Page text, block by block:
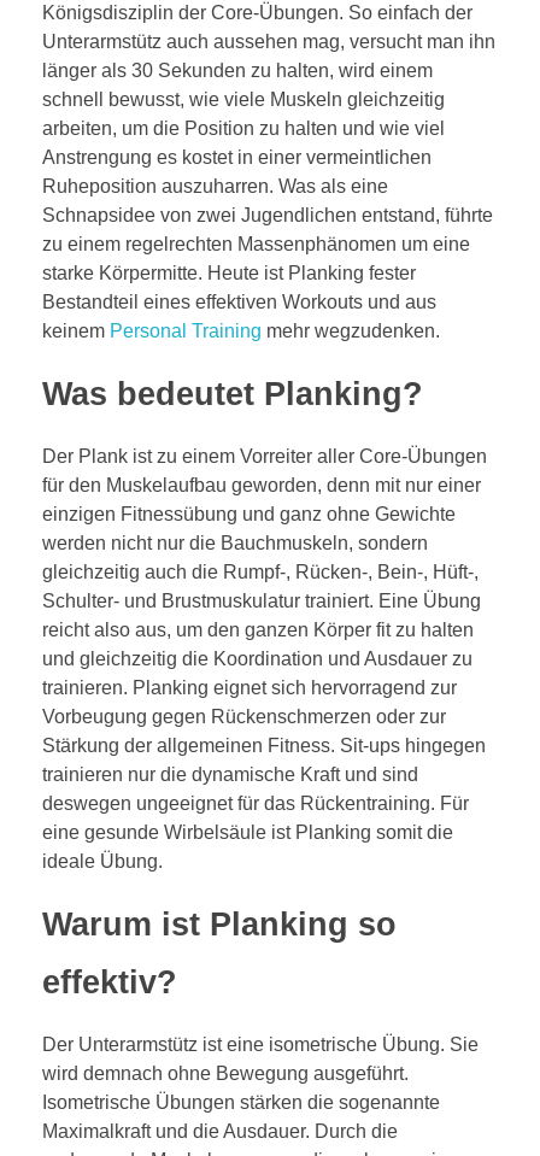
Königsdisziplin der Core-Übungen. So einfach der
Unterarmstütz auch aussehen mag, versucht man ihn
länger als 30 Sekunden zu halten, wird einem
schnell bewusst, wie viele Muskeln gleichzeitig
arbeiten, um die Position zu halten und wie viel
Anstrengung es kostet in einer vermeintlichen
Ruheposition auszuharren. Was als eine
Schnapsidee von zwei Jugendlichen entstand, führte
zu einem regelrechten Massenphänomen um eine
starke Körpermitte. Heute ist Planking fester
Bestandteil eines effektiven Workouts und aus
keinem Personal Training mehr wegzudenken.
Was bedeutet Planking?
Der Plank ist zu einem Vorreiter aller Core-Übungen
für den Muskelaufbau geworden, denn mit nur einer
einzigen Fitnessübung und ganz ohne Gewichte
werden nicht nur die Bauchmuskeln, sondern
gleichzeitig auch die Rumpf-, Rücken-, Bein-, Hüft-,
Schulter- und Brustmuskulatur trainiert. Eine Übung
reicht also aus, um den ganzen Körper fit zu halten
und gleichzeitig die Koordination und Ausdauer zu
trainieren. Planking eignet sich hervorragend zur
Vorbeugung gegen Rückenschmerzen oder zur
Stärkung der allgemeinen Fitness. Sit-ups hingegen
trainieren nur die dynamische Kraft und sind
deswegen ungeeignet für das Rückentraining. Für
eine gesunde Wirbelsäule ist Planking somit die
ideale Übung.
Warum ist Planking so
effektiv?
Der Unterarmstütz ist eine isometrische Übung. Sie
wird demnach ohne Bewegung ausgeführt.
Isometrische Übungen stärken die sogenannte
Maximalkraft und die Ausdauer. Durch die